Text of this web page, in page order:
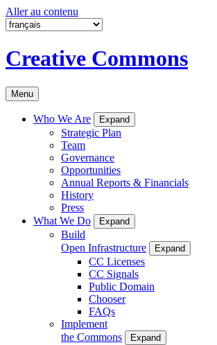
Aller au contenu
Creative Commons
Menu
Who We Are Expand
Strategic Plan
Team
Governance
Opportunities
Annual Reports & Financials
History
Press
What We Do
Expand
Build
Open Infrastructure
Expand
CC Licenses
CC Signals
Public Domain
Chooser
FAQs
Implement
the Commons
Expand